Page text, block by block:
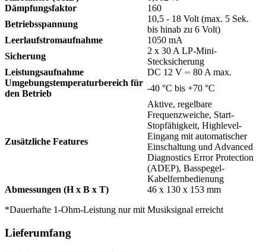
Dämpfungsfaktor
160
Betriebsspannung
10,5 - 18 Volt (max. 5 Sek.
bis hinab zu 6 Volt)
Leerlaufstromaufnahme
1050 mA
Sicherung
2 x 30 A LP-Mini-
Stecksicherung
Leistungsaufnahme
DC 12 V ⎓ 80 A max.
Umgebungstemperaturbereich für
den Betrieb
-40 °C bis +70 °C
Zusätzliche Features
Aktive, regelbare
Frequenzweiche, Start-
Stopfähigkeit, Highlevel-
Eingang mit automatischer
Einschaltung und Advanced
Diagnostics Error Protection
(ADEP), Basspegel-
Kabelfernbedienung
Abmessungen (H x B x T)
46 x 130 x 153 mm
*Dauerhafte 1-Ohm-Leistung nur mit Musiksignal erreicht
Lieferumfang